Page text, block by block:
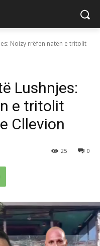
Noizy rrëfen natën e tritolit
Lushnjes:
e tritolit
Cllevion
0
25